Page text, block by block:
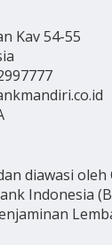
Kav 54-55
diawasi oleh
Indonesia